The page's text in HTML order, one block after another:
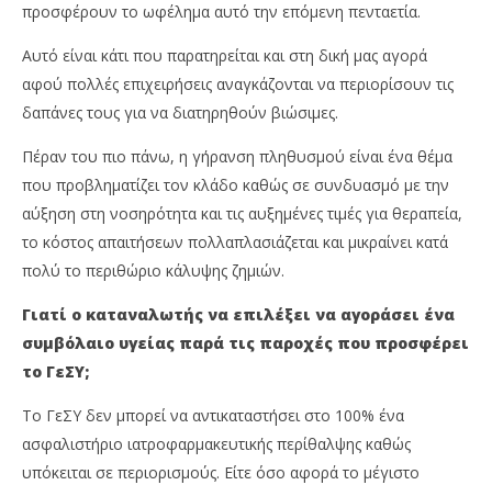
προσφέρουν το ωφέλημα αυτό την επόμενη πενταετία.
Αυτό είναι κάτι που παρατηρείται και στη δική μας αγορά
αφού πολλές επιχειρήσεις αναγκάζονται να περιορίσουν τις
δαπάνες τους για να διατηρηθούν βιώσιμες.
Πέραν του πιο πάνω, η γήρανση πληθυσμού είναι ένα θέμα
που προβληματίζει τον κλάδο καθώς σε συνδυασμό με την
αύξηση στη νοσηρότητα και τις αυξημένες τιμές για θεραπεία,
το κόστος απαιτήσεων πολλαπλασιάζεται και μικραίνει κατά
πολύ το περιθώριο κάλυψης ζημιών.
Γιατί ο καταναλωτής να επιλέξει να αγοράσει ένα
συμβόλαιο υγείας παρά τις παροχές που προσφέρει
το ΓεΣΥ;
Το ΓεΣΥ δεν μπορεί να αντικαταστήσει στο 100% ένα
ασφαλιστήριο ιατροφαρμακευτικής περίθαλψης καθώς
υπόκειται σε περιορισμούς. Είτε όσο αφορά το μέγιστο